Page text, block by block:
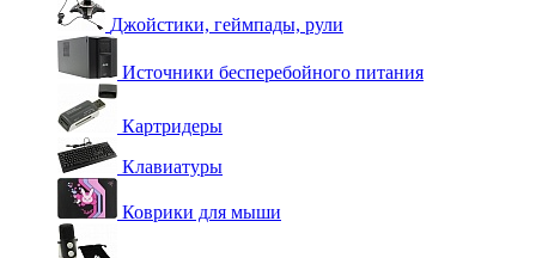
Джойстики, геймпады, рули
Источники бесперебойного питания
Картридеры
Клавиатуры
Коврики для мыши